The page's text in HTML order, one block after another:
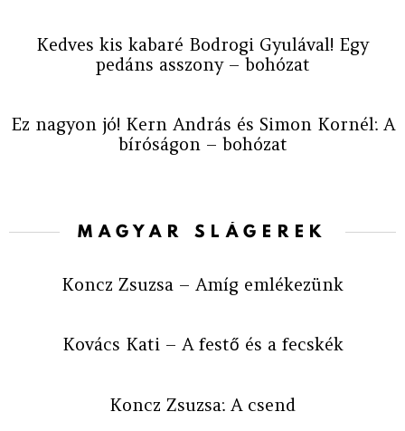
Kedves kis kabaré Bodrogi Gyulával! Egy
pedáns asszony – bohózat
Ez nagyon jó! Kern András és Simon Kornél: A
bíróságon – bohózat
MAGYAR SLÁGEREK
Koncz Zsuzsa – Amíg emlékezünk
Kovács Kati – A festő és a fecskék
Koncz Zsuzsa: A csend